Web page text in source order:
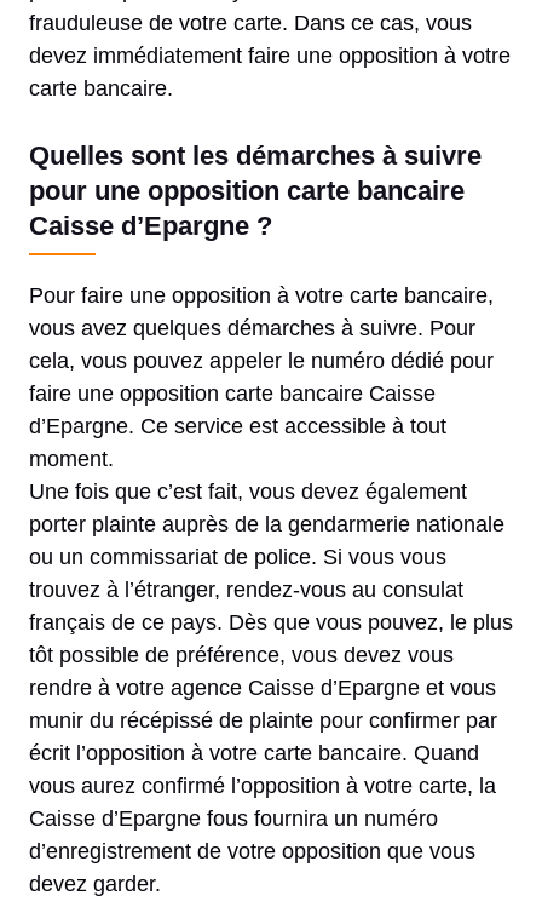
frauduleuse de votre carte. Dans ce cas, vous
devez immédiatement faire une opposition à votre
carte bancaire.
Quelles sont les démarches à suivre
pour une opposition carte bancaire
Caisse d’Epargne ?
Pour faire une opposition à votre carte bancaire,
vous avez quelques démarches à suivre. Pour
cela, vous pouvez appeler le numéro dédié pour
faire une opposition carte bancaire Caisse
d’Epargne. Ce service est accessible à tout
moment.
Une fois que c’est fait, vous devez également
porter plainte auprès de la gendarmerie nationale
ou un commissariat de police. Si vous vous
trouvez à l’étranger, rendez-vous au consulat
français de ce pays. Dès que vous pouvez, le plus
tôt possible de préférence, vous devez vous
rendre à votre agence Caisse d’Epargne et vous
munir du récépissé de plainte pour confirmer par
écrit l’opposition à votre carte bancaire. Quand
vous aurez confirmé l’opposition à votre carte, la
Caisse d’Epargne fous fournira un numéro
d’enregistrement de votre opposition que vous
devez garder.